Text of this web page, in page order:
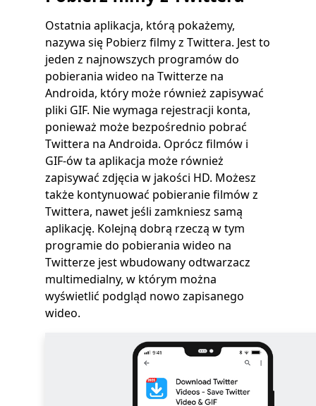
Ostatnia aplikacja, którą pokażemy,
nazywa się Pobierz filmy z Twittera. Jest to
jeden z najnowszych programów do
pobierania wideo na Twitterze na
Androida, który może również zapisywać
pliki GIF. Nie wymaga rejestracji konta,
ponieważ może bezpośrednio pobrać
Twittera na Androida. Oprócz filmów i
GIF-ów ta aplikacja może również
zapisywać zdjęcia w jakości HD. Możesz
także kontynuować pobieranie filmów z
Twittera, nawet jeśli zamkniesz samą
aplikację. Kolejną dobrą rzeczą w tym
programie do pobierania wideo na
Twitterze jest wbudowany odtwarzacz
multimedialny, w którym można
wyświetlić podgląd nowo zapisanego
wideo.